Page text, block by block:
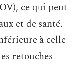
ce qui peut
et de santé.
à celle
retouches